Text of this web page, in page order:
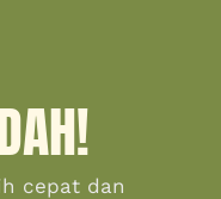
cepat dan